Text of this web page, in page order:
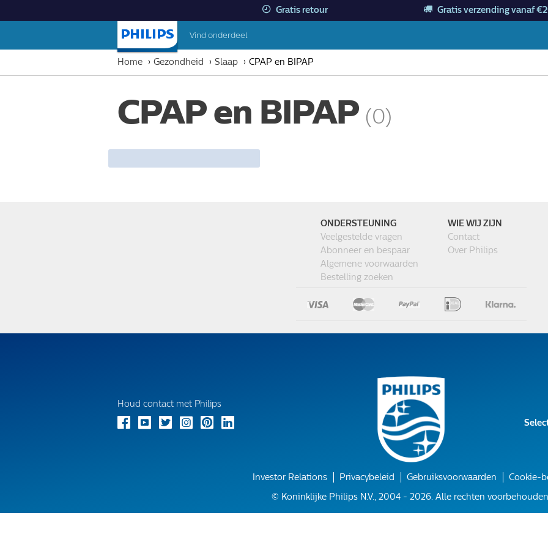
Gratis retour Gratis verzending vanaf
Vind onderdeel
Home Gezondheid Slaap CPAP en BIPAP
CPAP en BIPAP (0)
ONDERSTEUNING
Veelgestelde vragen
Abonneer en bespaar
Algemene voorwaarden
Bestelling zoeken
WIE WIJ ZIJN
Contact
Over Philips
Houd contact met Philips
Investor Relations Privacybeleid Gebruiksvoorwaarden
Cookie-
© Koninklijke Philips N.V., 2004 - 2026. Alle rechten